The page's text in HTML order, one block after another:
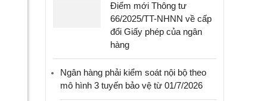
Điểm mới Thông tư
66/2025/TT-NHNN về cấp
đổi Giấy phép của ngân
hàng
Ngân hàng phải kiểm soát nội bộ theo
mô hình 3 tuyến bảo vệ từ 01/7/2026